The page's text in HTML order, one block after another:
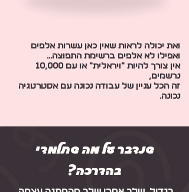
ואת יכולה לראות שאין כאן עשרות אלפים
ואפילו לא אלפים ברשימת התפוצה...
אין צורך להיות ״ויראלית״ או עם 10,000
נרשמים,
זה הכל עניין של עבודה נכונה עם אסטרטגיה
נכונה.
שנדבר על מה שתלמדי
בהדרכה?